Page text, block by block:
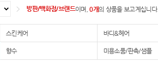
방판/백화점/브랜드이며,0개의 상품을 보고계십니다.
스킨케어 바디&헤어
향수 미용소품/판촉/샘플